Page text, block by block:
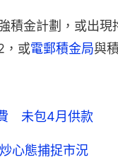
積金計劃，或出現
，或電郵積金局與
未包4月供款
心態捕捉市況